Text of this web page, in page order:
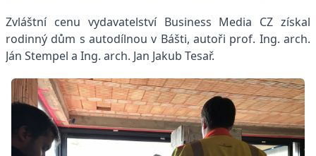
Zvláštní cenu vydavatelství Business Media CZ získal
rodinný dům s autodílnou v Bášti, autoři prof. Ing. arch.
Ján Stempel a Ing. arch. Jan Jakub Tesař.